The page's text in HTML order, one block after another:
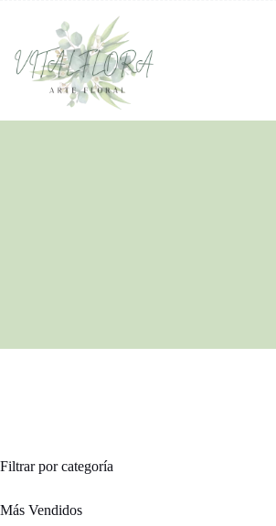
Filtrar por categoría
Más Vendidos